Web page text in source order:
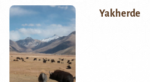
Yakherde